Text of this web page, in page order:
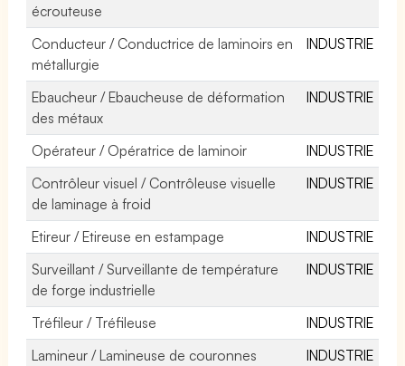
écrouteuse
Conducteur / Conductrice de laminoirs en
métallurgie
INDUSTRIE
Ebaucheur / Ebaucheuse de déformation
des métaux
INDUSTRIE
Opérateur / Opératrice de laminoir
INDUSTRIE
Contrôleur visuel / Contrôleuse visuelle
de laminage à froid
INDUSTRIE
Etireur / Etireuse en estampage
INDUSTRIE
Surveillant / Surveillante de température
de forge industrielle
INDUSTRIE
Tréfileur / Tréfileuse
INDUSTRIE
Lamineur / Lamineuse de couronnes
INDUSTRIE